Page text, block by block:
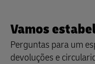
Vamos
Perguntas para um
devoluções e